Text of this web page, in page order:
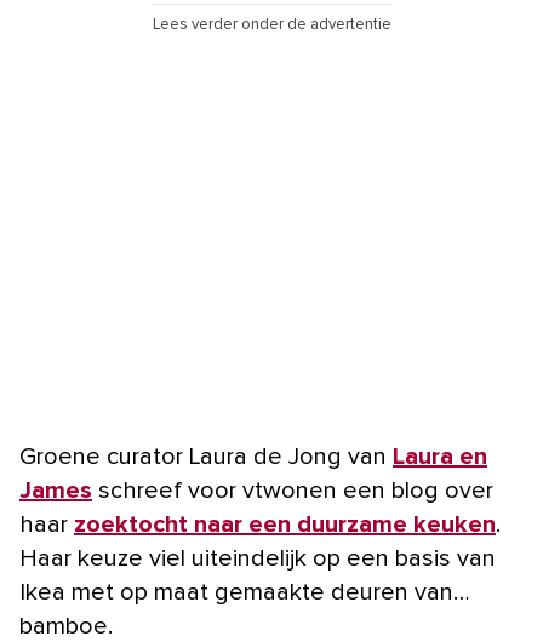
Lees verder onder de advertentie
Groene curator Laura de Jong van Laura en
James schreef voor vtwonen een blog over
haar zoektocht naar een duurzame keuken.
Haar keuze viel uiteindelijk op een basis van
Ikea met op maat gemaakte deuren van…
bamboe.